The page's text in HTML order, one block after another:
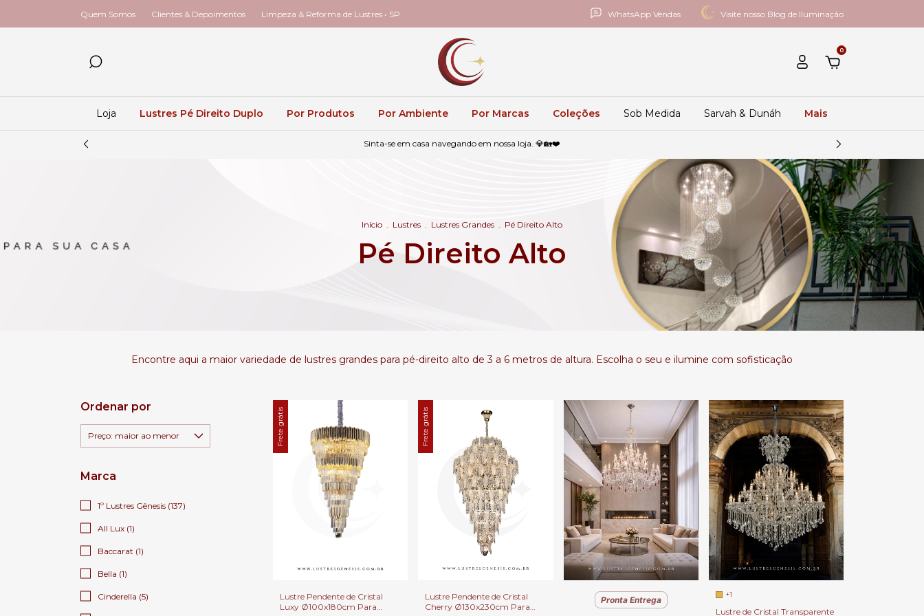
Quem Somos Clientes & Depoimentos Limpeza & Reforma de Lustres • SP WhatsApp Vendas Visite nosso Blog de Iluminação
0
Loja Lustres Pé Direito Duplo Por Produtos Por Ambiente Por Marcas Coleções Sob Medida Sarvah & Dunáh Mais
Sinta-se em casa navegando em nossa loja. 💎🏡❤️
Início . Lustres . Lustres Grandes . Pé Direito Alto
Pé Direito Alto
Encontre aqui a maior variedade de lustres grandes para pé-direito alto de 3 a 6 metros de altura. Escolha o seu e ilumine com sofisticação
Ordenar por
Marca
1º Lustres Gênesis (137)
All Lux (1)
Baccarat (1)
Bella (1)
Cinderella (5)
Frete grátis
Lustre Pendente de Cristal
Luxy Ø100x180cm Para
Frete grátis
Lustre Pendente de Cristal
Cherry Ø130x230cm Para
Pronta Entrega
+1
Lustre de Cristal Transparente